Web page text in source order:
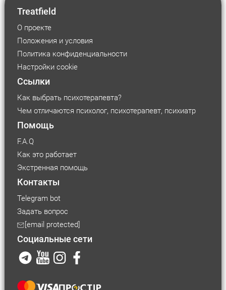
Treatfield
О проекте
Положения и условия
Политика конфиденциальности
Настройки cookie
Ссылки
Как выбрать психотерапевта?
Чем отличаются психолог, психотерапевт, психиатр
Помощь
F.A.Q
Как это работает
Экстренная помощь
Контакты
Telegram bot
Задать вопрос
[email protected]
Социальные сети